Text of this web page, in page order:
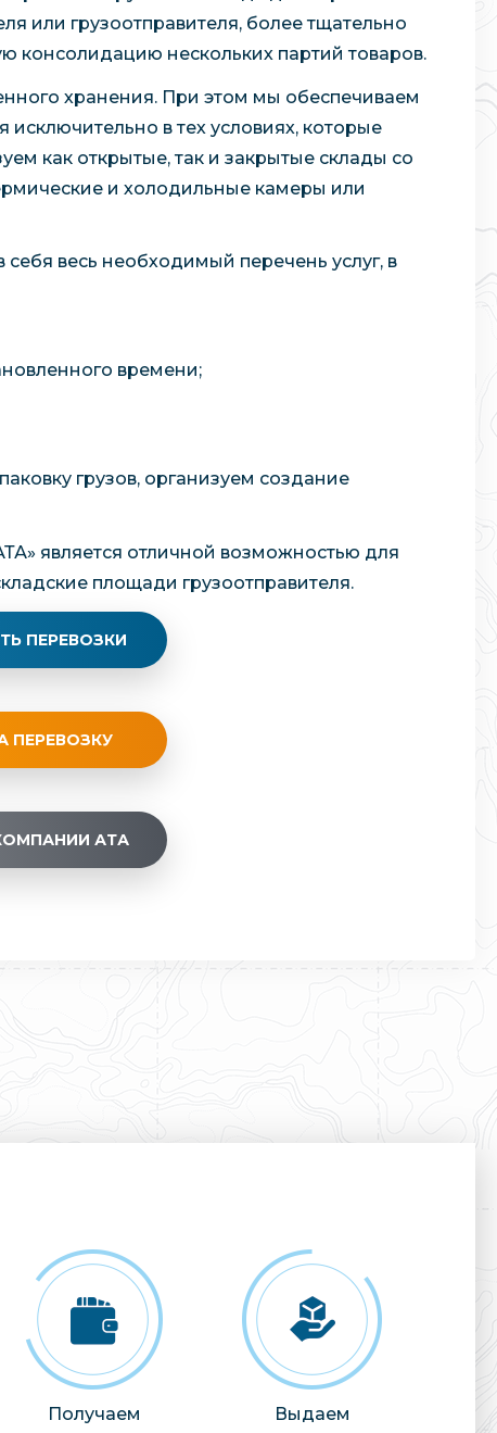
или грузоотправителя, более тщательно
консолидацию нескольких партий товаров.
хранения. При этом мы обеспечиваем
исключительно в тех условиях, которые
как открытые, так и закрытые склады со
и холодильные камеры или
весь необходимый перечень услуг, в
времени;
грузов, организуем создание
является отличной возможностью для
площади грузоотправителя.
ПЕРЕВОЗКИ
ПЕРЕВОЗКУ
АТА
Получаем
Выдаем